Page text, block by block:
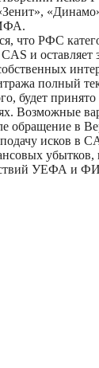
что РФС
и оставляет
полный
будет
Возможные
обращение в
исков в
убытков,
УЕФА и